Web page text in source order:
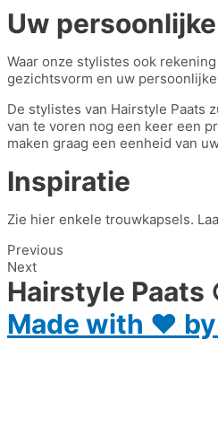
Uw
Waar onze stylistes ook
gezichtsvorm en uw
De stylistes van Hairstyle Paats
van te voren nog een keer een
maken graag een eenheid van
Inspiratie
Zie hier enkele trouwkapsels.
Previous
Next
Hairstyle Paats
Made with ♥ by